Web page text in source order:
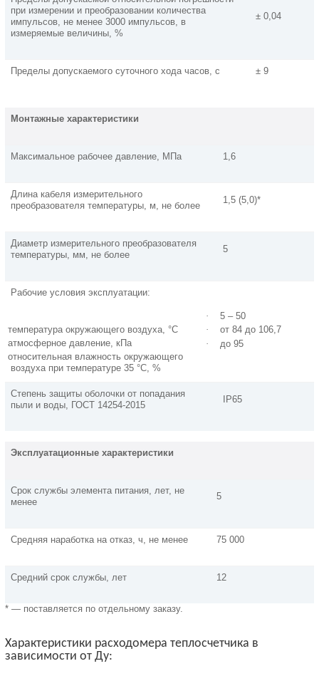
при измерении и преобразовании количества
импульсов, не менее 3000 импульсов, в
измеряемые величины, %
± 0,04
Пределы допускаемого суточного хода часов, с ± 9
Монтажные характеристики
Максимальное рабочее давление, МПа 1,6
Длина кабеля измерительного
преобразователя температуры, м, не более
1,5 (5,0)*
Диаметр измерительного преобразователя
температуры, мм, не более
5
Рабочие условия эксплуатации:
температура окружающего воздуха, °С
атмосферное давление, кПа
относительная влажность окружающего
воздуха при температуре 35 °С, %
·
5 – 50
·
от 84 до 106,7
·
до 95
Степень защиты оболочки от попадания
пыли и воды, ГОСТ 14254-2015
IP65
Эксплуатационные характеристики
Срок службы элемента питания, лет, не
менее
5
Средняя наработка на отказ, ч, не менее 75 000
Средний срок службы, лет 12
* — поставляется по отдельному заказу.
Характеристики расходомера теплосчетчика в
зависимости от Ду: